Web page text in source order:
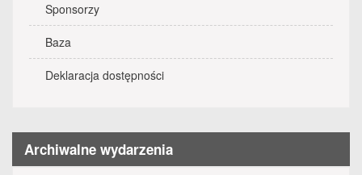
Sponsorzy
Baza
Deklaracja dostępności
Archiwalne wydarzenia